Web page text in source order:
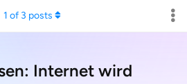
Internet wird
1 of 3 posts